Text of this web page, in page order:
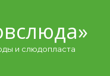
и слюдопласта